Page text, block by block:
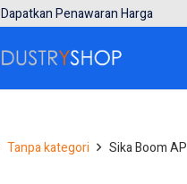
Dapatkan Penawaran Harga
Tanpa kategori Sika Boom AP